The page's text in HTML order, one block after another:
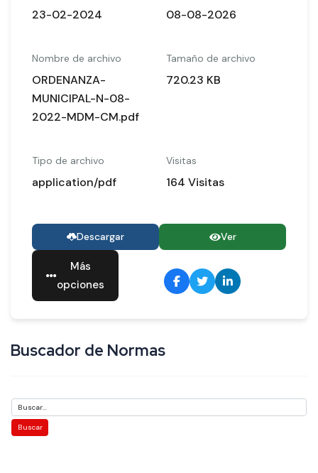
23-02-2024 08-08-2026
Nombre de archivo
ORDENANZA-
MUNICIPAL-N-08-
2022-MDM-CM.pdf
Tamaño de archivo
720.23 KB
Tipo de archivo
application/pdf
Visitas
164 Visitas
Descargar Ver
Más
opciones
Buscador de Normas